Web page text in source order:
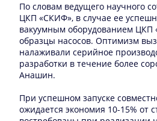
По словам ведущего научного
ЦКП «СКИФ», в случае ее
вакуумным оборудованием ЦКП
образцы насосов. Оптимизм
налаживали серийное
разработки в течение более
Анашин.
При успешном запуске
ожидается экономия 10-15% от